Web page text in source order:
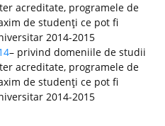
acreditate, programele de
de studenţi ce pot fi
2014-2015
– privind domeniile de studii
acreditate, programele de
de studenţi ce pot fi
2014-2015